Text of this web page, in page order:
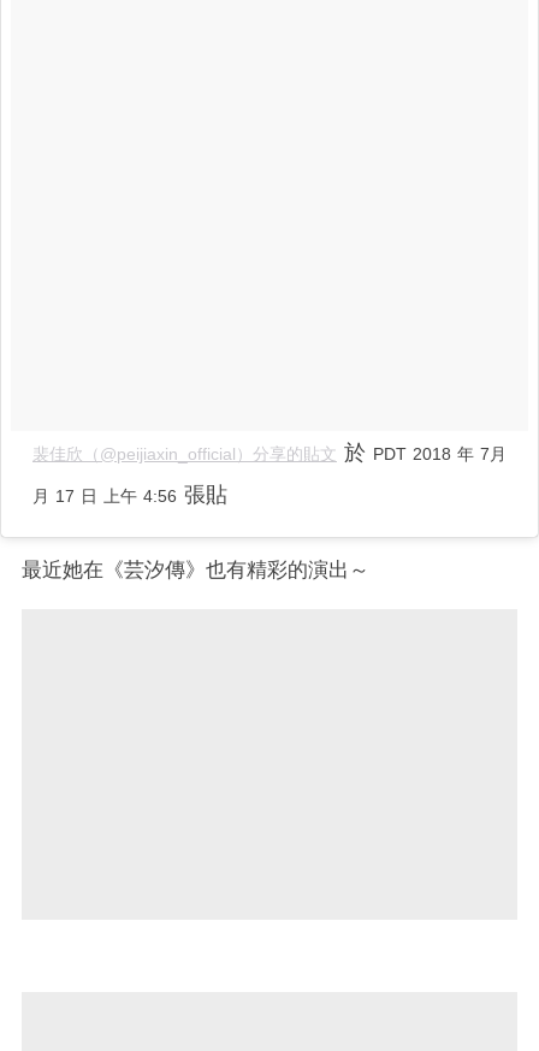
裴佳欣（@peijiaxin_official）分享的貼文 於 PDT 2018 年 7月
月 17 日 上午 4:56 張貼
最近她在《芸汐傳》也有精彩的演出～